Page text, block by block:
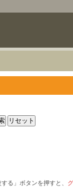
る」ボタンを押すと、